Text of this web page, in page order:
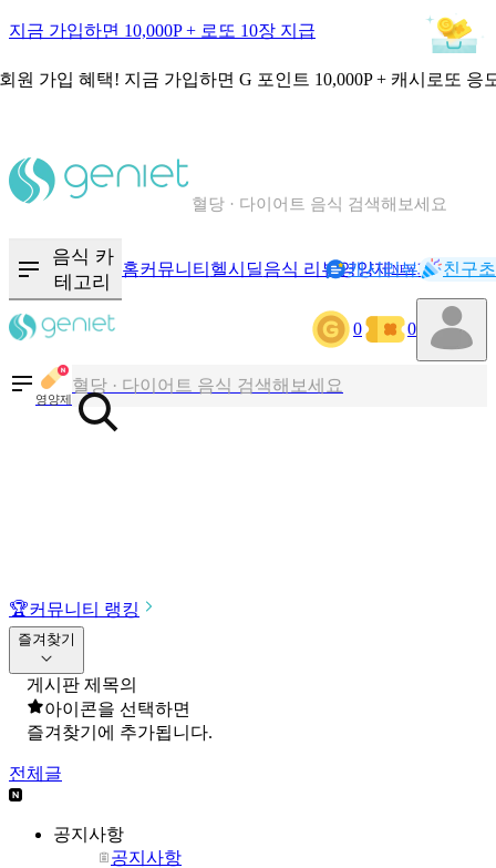
지금 가입하면 10,000P + 로또 10장 지급
원 가입 혜택! 지금 가입하면 G 포인트 10,000P + 캐시로또 응
음식 · 영양제 리뷰를 찾아보세요
음식 카
테고리
홈커뮤니티 헬시딜음식 리뷰영양제NEW기록
캐시리뷰 친구
0 0
영양제
칼로리와 영양성분을 검색해보세요
혈당 · 다이어트 음식 검색해보세요
음식 · 영양제 리뷰를 찾아보세요
🏆커뮤니티 랭킹
즐겨찾기
게시판 제목의
아이콘을 선택하면
즐겨찾기에 추가됩니다.
전체글
공지사항
공지사항